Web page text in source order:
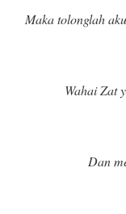
Maka tolonglah
Wahai Zat
Dan